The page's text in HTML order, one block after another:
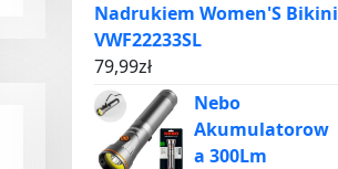
Nadrukiem Women'S Bikini
VWF22233SL
79,99zł
Nebo
Akumulatorow
a 300Lm